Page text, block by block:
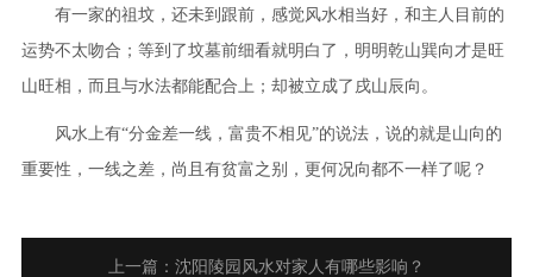
有一家的祖坟，还未到跟前，感觉风水相当好，和主人目前的
运势不太吻合；等到了坟墓前细看就明白了，明明乾山巽向才是旺
山旺相，而且与水法都能配合上；却被立成了戌山辰向。
风水上有“分金差一线，富贵不相见”的说法，说的就是山向的
重要性，一线之差，尚且有贫富之别，更何况向都不一样了呢？
上一篇：沈阳陵园风水对家人有哪些影响？